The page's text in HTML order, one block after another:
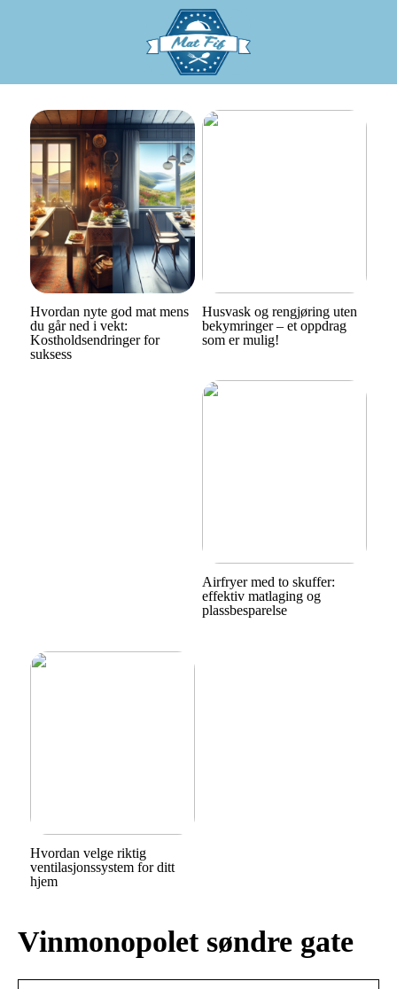
Hvordan nyte god mat mens
du går ned i vekt:
Kostholdsendringer for
suksess
Husvask og rengjøring uten
bekymringer – et oppdrag
som er mulig!
Airfryer med to skuffer:
effektiv matlaging og
plassbesparelse
Hvordan velge riktig
ventilasjonssystem for ditt
hjem
Vinmonopolet søndre gate